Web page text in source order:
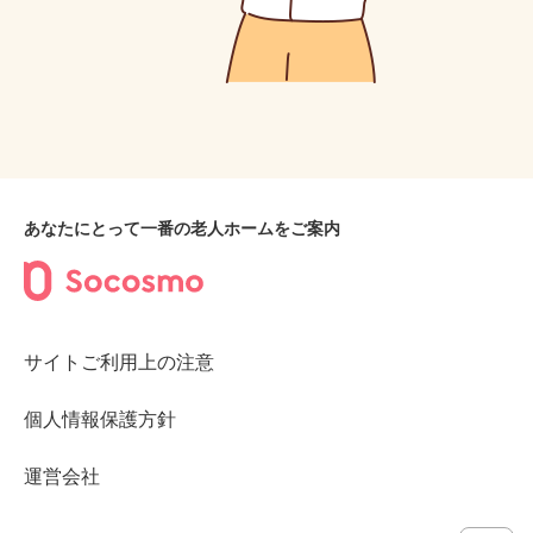
あなたにとって一番の老人ホームをご案内
サイトご利用上の注意
個人情報保護方針
運営会社